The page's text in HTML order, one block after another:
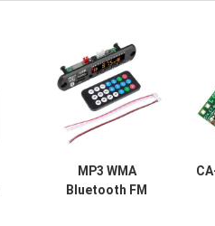
MP3 WMA
Bluetooth FM